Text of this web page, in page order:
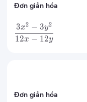
Đơn giản hóa
12x − 12y
3x2 − 3y2
Đơn giản hóa